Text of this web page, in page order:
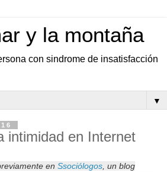
y la montaña
con sindrome de insatisfacción
▼
intimidad en Internet
en Ssociólogos , un blog